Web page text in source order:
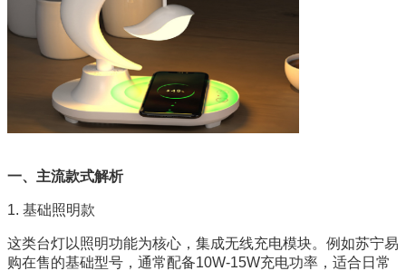
一、主流款式解析
1. 基础照明款
这类台灯以照明功能为核心，集成无线充电模块。例如苏宁易
购在售的基础型号，通常配备10W-15W充电功率，适合日常